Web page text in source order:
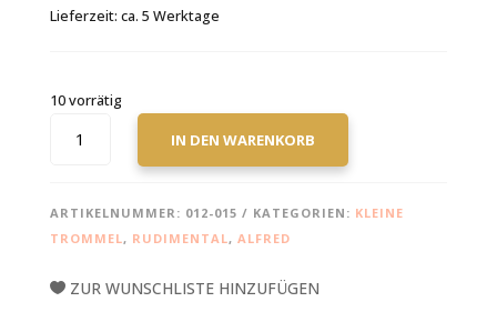
Lieferzeit: ca. 5 Werktage
10 vorrätig
GEORGE
IN DEN WARENKORB
ARTIKELNUMMER: 012-015 KATEGORIEN: KLEINE
TROMMEL, RUDIMENTAL, ALFRED
ZUR WUNSCHLISTE HINZUFÜGEN